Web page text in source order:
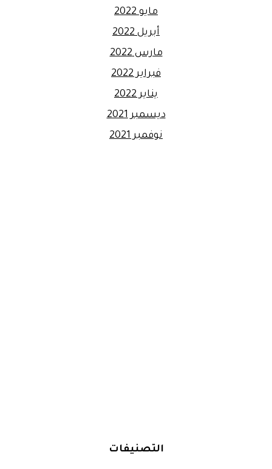
مايو 2022
أبريل 2022
مارس 2022
فبراير 2022
يناير 2022
ديسمبر 2021
نوفمبر 2021
التصنيفات